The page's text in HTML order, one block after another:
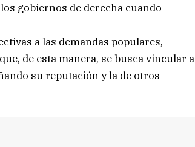
gobiernos de derecha cuando
a las demandas populares,
de esta manera, se busca vincular a
su reputación y la de otros